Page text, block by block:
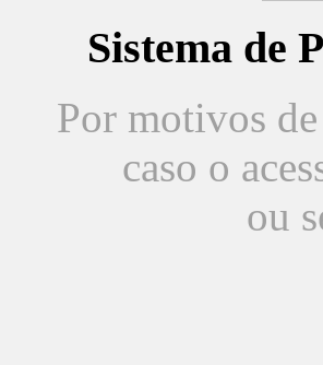
Sistema de
Por motivos
caso o
ou